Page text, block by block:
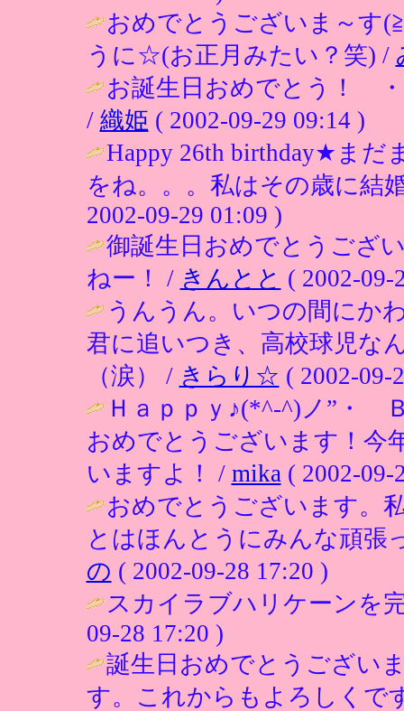
おめでとうございま～す
うに☆(お正月みたい？笑) /
お誕生日おめでとう！
/ 織姫 ( 2002-09-29 09:14 )
Happy 26th birthday★まだ
をね。。。私はその歳に結
2002-09-29 01:09 )
御誕生日おめでとうござ
ねー！ / きんとと ( 2002-09-
うんうん。いつの間にか
君に追いつき、高校球児な
（涙） / きらり☆ ( 2002-09-
Ｈａｐｐｙ♪(*^-^)ノ”・
おめでとうございます！今
いますよ！ / mika ( 2002-09-
おめでとうございます。
とはほんとうにみんな頑張
の ( 2002-09-28 17:20 )
スカイラブハリケーンを
09-28 17:20 )
誕生日おめでとうござい
す。これからもよろしくで